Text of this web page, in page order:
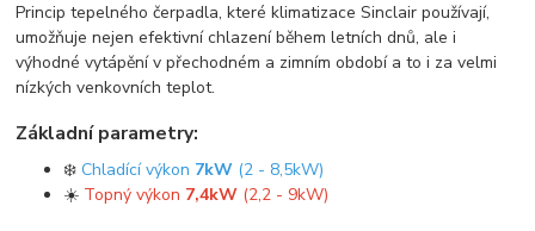
Princip tepelného čerpadla, které klimatizace Sinclair používají,
umožňuje nejen efektivní chlazení během letních dnů, ale i
výhodné vytápění v přechodném a zimním období a to i za velmi
nízkých venkovních teplot.
Základní parametry:
❄️ Chladící výkon 7kW (2 - 8,5kW)
☀️ Topný výkon 7,4kW (2,2 - 9kW)